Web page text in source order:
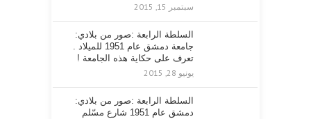
سبتمبر 15, 2015
السلطة الرابعة :صور من بلادي:
جامعة دمشق عام 1951 للميلاد .
تعرف على حكاية هذه الجامعة !
يونيو 28, 2015
السلطة الرابعة :صور من بلادي:
دمشق عام 1951 شارع مسّلم